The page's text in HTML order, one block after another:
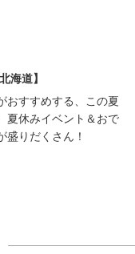
海道】
おすすめする、この夏
夏休みイベント＆おで
盛りだくさん！